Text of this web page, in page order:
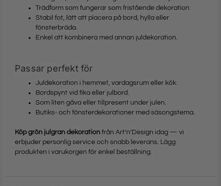
Trädform som fungerar som fristående dekoration.
Stabil fot, lätt att placera på bord, hylla eller
fönsterbräda.
Enkel att kombinera med annan juldekoration.
Passar perfekt för
Juldekoration i hemmet, vardagsrum eller kök.
Bordspynt vid fika eller julbord.
Som liten gåva eller tillpresent under julen.
Butiks- och fönsterdekorationer med säsongstema.
Köp grön julgran dekoration från Art’n’Design idag — vi
erbjuder personlig service och snabb leverans. Lägg
produkten i varukorgen för enkel beställning.